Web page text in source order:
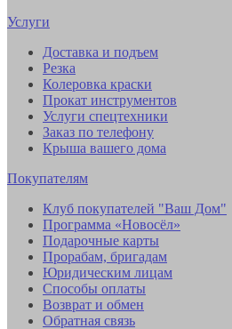
Услуги
Доставка и подъем
Резка
Колеровка краски
Прокат инструментов
Услуги спецтехники
Заказ по телефону
Крыша вашего дома
Покупателям
Клуб покупателей "Ваш Дом"
Программа «Новосёл»
Подарочные карты
Прорабам, бригадам
Юридическим лицам
Способы оплаты
Возврат и обмен
Обратная связь